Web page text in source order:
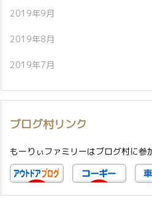
2019年9月
2019年8月
2019年7月
ブログ村リンク
もーりぃファミリーはブログ村に参